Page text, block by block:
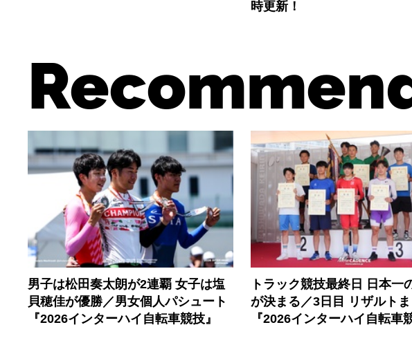
時更新！
男子は松田奏太朗が2連覇 女子は塩
貝穂佳が優勝／男女個人パシュート
『2026インターハイ自転車競技』
トラック競技最終日 日本一
が決まる／3日目 リザルト
『2026インターハイ自転車